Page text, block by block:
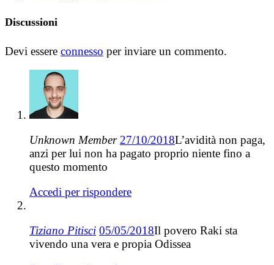
Discussioni
Devi essere connesso per inviare un commento.
Unknown Member 27/10/2018L’avidità non paga,
anzi per lui non ha pagato proprio niente fino a
questo momento
Accedi per rispondere
Tiziano Pitisci 05/05/2018Il povero Raki sta
vivendo una vera e propia Odissea